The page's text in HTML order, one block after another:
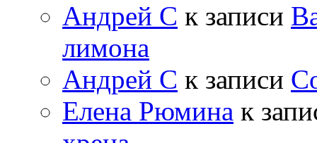
Андрей С к записи
лимона
Андрей С к записи
Елена Рюмина к